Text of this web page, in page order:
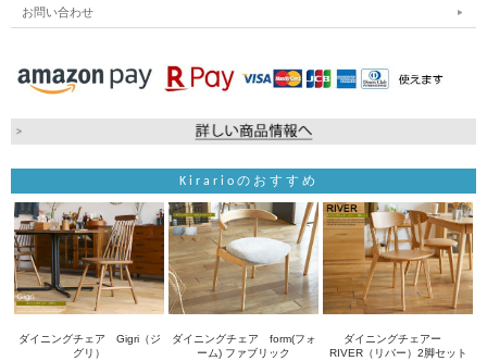
お問い合わせ
Kirarioのおすすめ
ダイニングチェア Gigri（ジ
グリ）
ダイニングチェア form(フォ
ーム) ファブリック
ダイニングチェアー
RIVER（リバー）2脚セット